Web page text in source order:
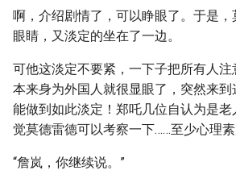
啊，介绍剧情了，可以睁眼了。于是
眼睛，又淡定的坐在了一边。
可他这淡定不要紧，一下子把所有人注
本来身为外国人就很显眼了，突然来
能做到如此淡定！郑吒几位自认为是
觉莫德雷德可以考察一下……至少心理素
“詹岚，你继续说。”